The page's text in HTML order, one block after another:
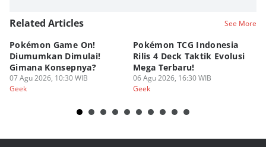
Related Articles See More
Pokémon Game On!
Diumumkan Dimulai!
Gimana Konsepnya?
07 Agu 2026, 10:30 WIB
Geek
Pokémon TCG Indonesia
Rilis 4 Deck Taktik Evolusi
Mega Terbaru!
06 Agu 2026, 16:30 WIB
Geek